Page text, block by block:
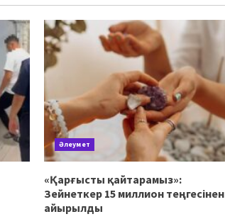
Әлеумет
«Қарғысты қайтарамыз»:
Зейнеткер 15 миллион теңгесінен
айырылды